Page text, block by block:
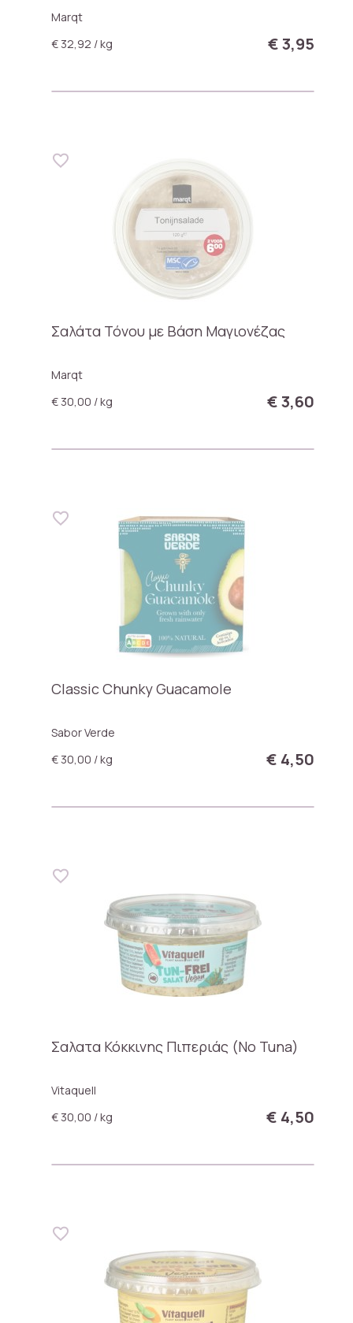
Marqt
€ 32,92 / kg
€ 3,95
Σαλάτα Τόνου με Βάση Μαγιονέζας
Marqt
€ 30,00 / kg
€ 3,60
Classic Chunky Guacamole
Sabor Verde
€ 30,00 / kg
€ 4,50
Σαλατα Κόκκινης Πιπεριάς (No Tuna)
Vitaquell
€ 30,00 / kg
€ 4,50